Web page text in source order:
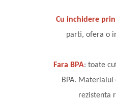
Cu inchidere
parti, ofera o
Fara BPA: toate
BPA.
rezistenta